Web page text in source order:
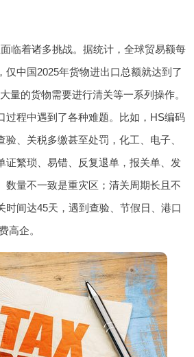
临着诸多挑战。据统计，全球贸易额每
仅中国2025年货物进出口总额就达到了
量的货物需要进行清关等一系列操作。
过程中遇到了各种难题。比如，HS编码
、关税多缴甚至处罚，化工、电子、
证繁琐、易错、反复退单，报关单、发
数量不一致是重灾区；清关周期长且不
时间达45天，遇到查验、节假日、港口
高企。